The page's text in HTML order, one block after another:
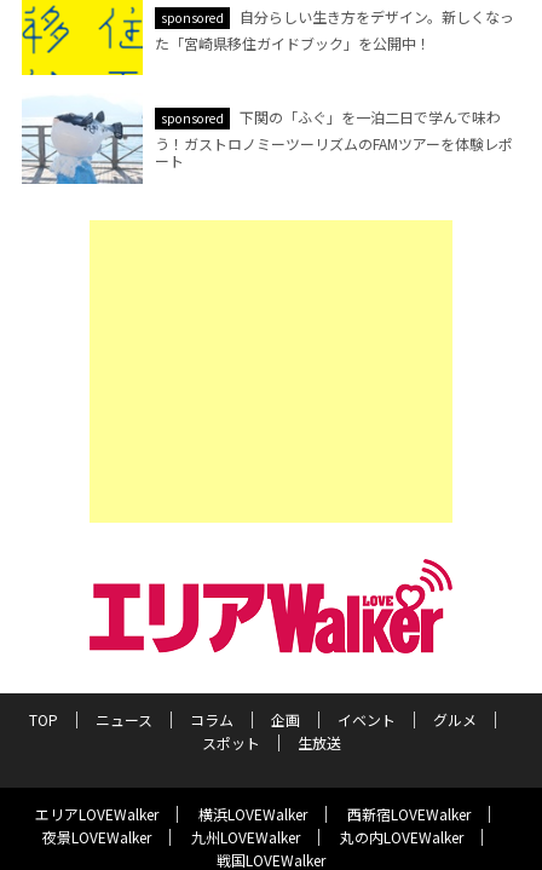
sponsored
自分らしい生き方をデザイン。新しくなっ
た「宮崎県移住ガイドブック」を公開中！
sponsored
下関の「ふぐ」を一泊二日で学んで味わ
う！ガストロノミーツーリズムのFAMツアーを体験レポ
ート
TOP ニュース コラム 企画 イベント
グルメ
スポット
生放送
エリアLOVEWalker 横浜LOVEWalker
西新宿LOVEWalker
夜景LOVEWalker
九州LOVEWalker
丸の内LOVEWalker
戦国LOVEWalker